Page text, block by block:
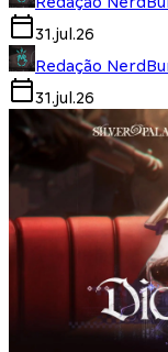
31.jul.26
Redação
31.jul.26